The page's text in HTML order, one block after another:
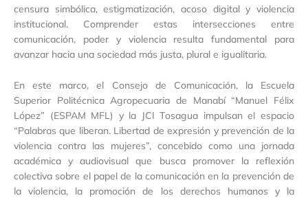
censura simbólica, estigmatización, acoso digital y violencia
institucional. Comprender estas intersecciones entre
comunicación, poder y violencia resulta fundamental para
avanzar hacia una sociedad más justa, plural e igualitaria.
En este marco, el Consejo de Comunicación, la Escuela
Superior Politécnica Agropecuaria de Manabí “Manuel Félix
López” (ESPAM MFL) y la JCI Tosagua impulsan el espacio
“Palabras que liberan. Libertad de expresión y prevención de la
violencia contra las mujeres”, concebido como una jornada
académica y audiovisual que busca promover la reflexión
colectiva sobre el papel de la comunicación en la prevención de
la violencia, la promoción de los derechos humanos y la